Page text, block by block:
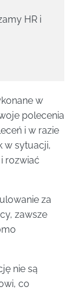
HR i
w
polecenia
i w razie
w sytuacji,
rozwiać
za
zawsze
nie są
co